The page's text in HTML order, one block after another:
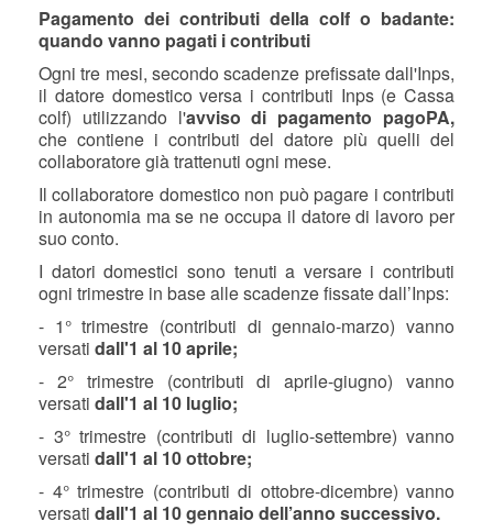
Pagamento dei contributi della colf o badante:
quando vanno pagati i contributi
Ogni tre mesi, secondo scadenze prefissate dall'Inps,
il datore domestico versa i contributi Inps (e Cassa
colf) utilizzando l'avviso di pagamento pagoPA,
che contiene i contributi del datore più quelli del
collaboratore già trattenuti ogni mese.
Il collaboratore domestico non può pagare i contributi
in autonomia ma se ne occupa il datore di lavoro per
suo conto.
I datori domestici sono tenuti a versare i contributi
ogni trimestre in base alle scadenze fissate dall’Inps:
- 1° trimestre (contributi di gennaio-marzo) vanno
versati dall'1 al 10 aprile;
- 2° trimestre (contributi di aprile-giugno) vanno
versati dall'1 al 10 luglio;
- 3° trimestre (contributi di luglio-settembre) vanno
versati dall'1 al 10 ottobre;
- 4° trimestre (contributi di ottobre-dicembre) vanno
versati dall'1 al 10 gennaio dell’anno successivo.